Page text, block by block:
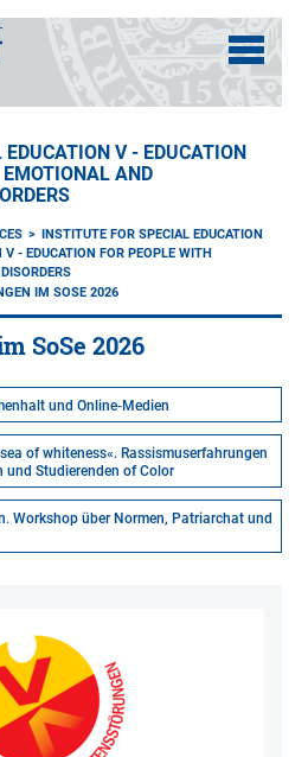
V - EDUCATION
EMOTIONAL AND
INSTITUTE FOR SPECIAL EDUCATION
- EDUCATION FOR PEOPLE WITH
IM SOSE 2026
SoSe 2026
und Online-Medien
of whiteness«. Rassismuserfahrungen
und Studierenden of Color
Workshop über Normen, Patriarchat und